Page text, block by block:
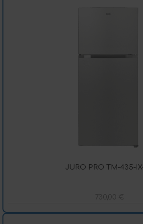
JURO PRO TM-435-
730,00 €